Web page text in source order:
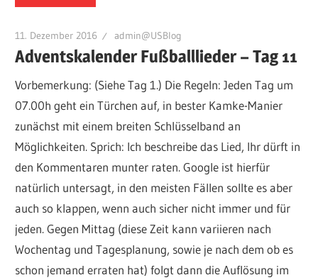
11. Dezember 2016 admin@USBlog
Adventskalender Fußballlieder – Tag 11
Vorbemerkung: (Siehe Tag 1.) Die Regeln: Jeden Tag um
07.00h geht ein Türchen auf, in bester Kamke-Manier
zunächst mit einem breiten Schlüsselband an
Möglichkeiten. Sprich: Ich beschreibe das Lied, Ihr dürft in
den Kommentaren munter raten. Google ist hierfür
natürlich untersagt, in den meisten Fällen sollte es aber
auch so klappen, wenn auch sicher nicht immer und für
jeden. Gegen Mittag (diese Zeit kann variieren nach
Wochentag und Tagesplanung, sowie je nach dem ob es
schon jemand erraten hat) folgt dann die Auflösung im